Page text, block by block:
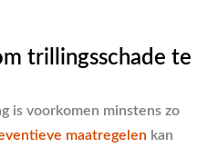
trillingsschade te
is voorkomen minstens zo
maatregelen kan